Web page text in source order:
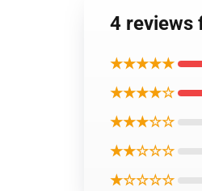
4 reviews
★★★★★
★★★★☆
★★★☆☆
★★☆☆☆
★☆☆☆☆